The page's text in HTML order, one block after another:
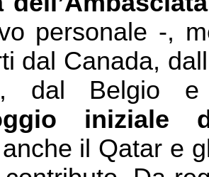
personale -,
dal Canada,
dal Belgio
iniziale
il Qatar e